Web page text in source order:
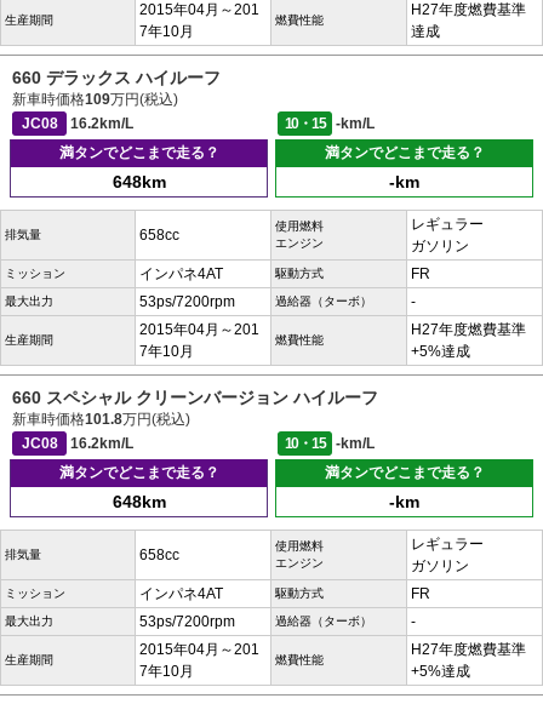
生産期間
2015年04月～201
7年10月
燃費性能
H27年度燃費基準
達成
660 デラックス ハイルーフ
新車時価格109万円(税込)
JC08
16.2km/L 10・15
-km/L
満タンでどこまで走る？
648km
満タンでどこまで走る？
-km
排気量 658cc
使用燃料
エンジン
レギュラー
ガソリン
ミッション インパネ4AT 駆動方式 FR
最大出力 53ps/7200rpm 過給器（ターボ） -
生産期間
2015年04月～201
7年10月
燃費性能
H27年度燃費基準
+5%達成
660 スペシャル クリーンバージョン ハイルーフ
新車時価格101.8万円(税込)
JC08
16.2km/L 10・15
-km/L
満タンでどこまで走る？
648km
満タンでどこまで走る？
-km
排気量 658cc
使用燃料
エンジン
レギュラー
ガソリン
ミッション インパネ4AT 駆動方式 FR
最大出力 53ps/7200rpm 過給器（ターボ） -
生産期間
2015年04月～201
7年10月
燃費性能
H27年度燃費基準
+5%達成